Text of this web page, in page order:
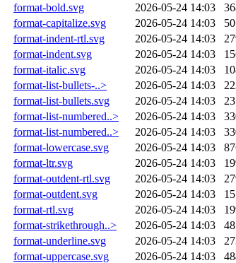
format-bold.svg
2026-05-24 14:03
format-capitalize.svg
2026-05-24 14:03
format-indent-rtl.svg
2026-05-24 14:03
format-indent.svg
2026-05-24 14:03
format-italic.svg
2026-05-24 14:03
format-list-bullets-..>
2026-05-24 14:03
format-list-bullets.svg
2026-05-24 14:03
format-list-numbered..>
2026-05-24 14:03
format-list-numbered..>
2026-05-24 14:03
format-lowercase.svg
2026-05-24 14:03
format-ltr.svg
2026-05-24 14:03
format-outdent-rtl.svg
2026-05-24 14:03
format-outdent.svg
2026-05-24 14:03
format-rtl.svg
2026-05-24 14:03
format-strikethrough..>
2026-05-24 14:03
format-underline.svg
2026-05-24 14:03
format-uppercase.svg
2026-05-24 14:03